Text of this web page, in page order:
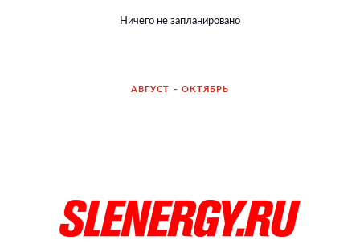
Ничего не запланировано
АВГУСТ – ОКТЯБРЬ